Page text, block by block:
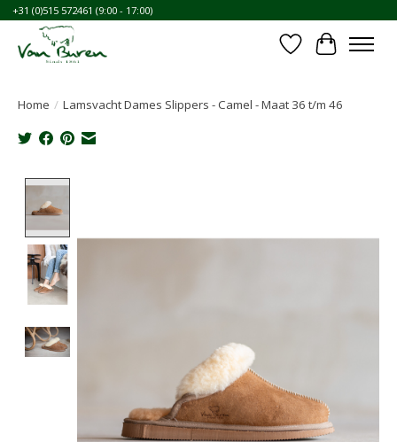
+31 (0)515 572461 (9:00 - 17:00)
Verlanglijst
Home / Lamsvacht Dames Slippers - Camel - Maat 36 t/m 46